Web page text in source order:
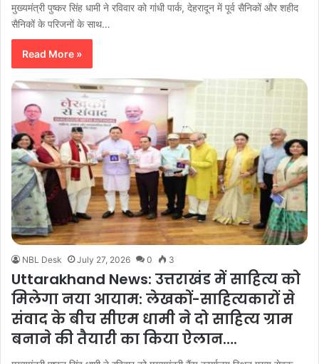
मुख्यमंत्री पुष्कर सिंह धामी ने रविवार को गांधी पार्क, देहरादून में पूर्व सैनिकों और शहीद
सैनिकों के परिजनों के साथ…
Read More »
NBL Desk July 27, 2026 0 3
Uttarakhand News: उत्तराखंड में साहित्य को
मिलेगा नया आयाम: लेखकों-साहित्यकारों से
संवाद के बीच सीएम धामी ने दो साहित्य ग्राम
बनाने की तैयारी का किया ऐलान….